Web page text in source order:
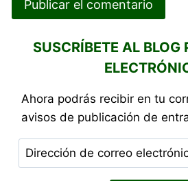
SUSCRÍBETE AL BLOG
Ahora podrás recibir en tu
avisos de publicación de
Dirección
de